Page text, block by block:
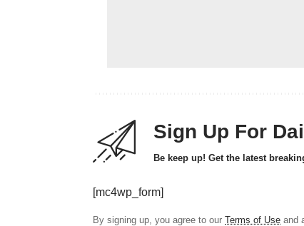
Sign Up For
Be keep up! Get the latest
[mc4wp_form]
By signing up, you agree to our Terms of Use and